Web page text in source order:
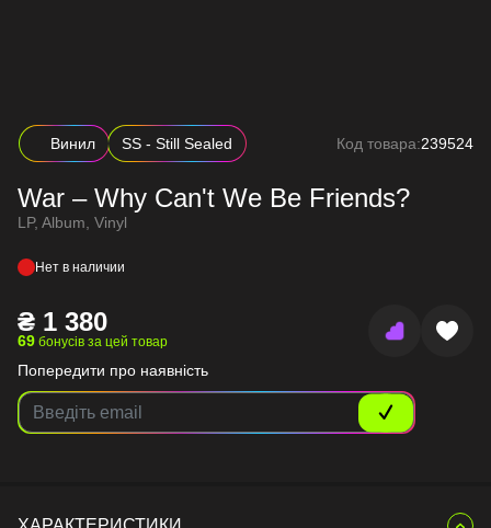
Винил SS - Still Sealed Код товара:239524
War – Why Can't We Be Friends?
LP, Album, Vinyl
Нет в наличии
₴ 1 380
69 бонусів за цей товар
Попередити про наявність